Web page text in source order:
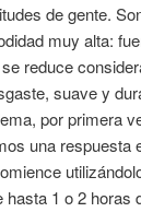
de gente.
muy alta:
reduce
suave y
por primera
una respuesta
1 o 2 horas